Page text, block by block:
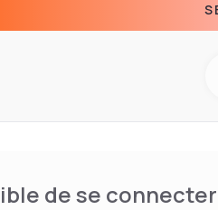
et un bar sur le toit, le tout
et accessible, à un pâté
de se